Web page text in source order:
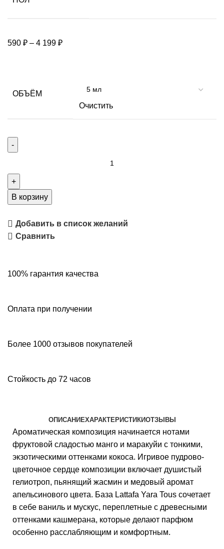
590 ₽ – 4 199 ₽
ОБЪЁМ
Очистить
В корзину
Добавить в список желаний
Сравнить
100% гарантия качества
Оплата при получении
Более 1000 отзывов покупателей
Стойкость до 72 часов
ОПИСАНИЕХАРАКТЕРИСТИКИОТЗЫВЫ
Ароматическая композиция начинается нотами
фруктовой сладостью манго и маракуйи с тонкими,
экзотическими оттенками кокоса. Игривое пудрово-
цветочное сердце композиции включает душистый
гелиотроп, пьянящий жасмин и медовый аромат
апельсинового цвета. База Lattafa Yara Tous сочетает
в себе ваниль и мускус, переплетные с древесными
оттенками кашмерана, которые делают парфюм
особенно расслабляющим и комфортным.